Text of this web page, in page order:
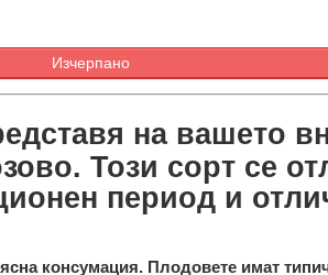
Изчерпано
на вашето
Този сорт се
период и
консумация. Плодовете имат